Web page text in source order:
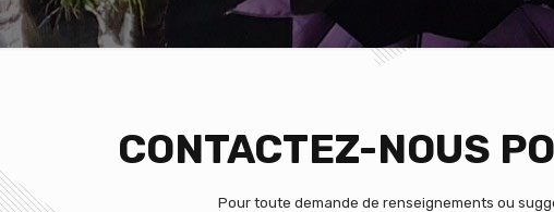
CONTACTEZ-NOUS
Pour toute demande de renseignements ou